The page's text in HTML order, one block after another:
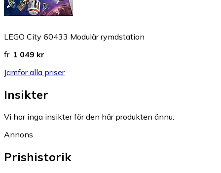
LEGO City 60433 Modulär rymdstation
fr. 1 049 kr
Jämför alla priser
Insikter
Vi har inga insikter för den här produkten ännu.
Annons
Prishistorik